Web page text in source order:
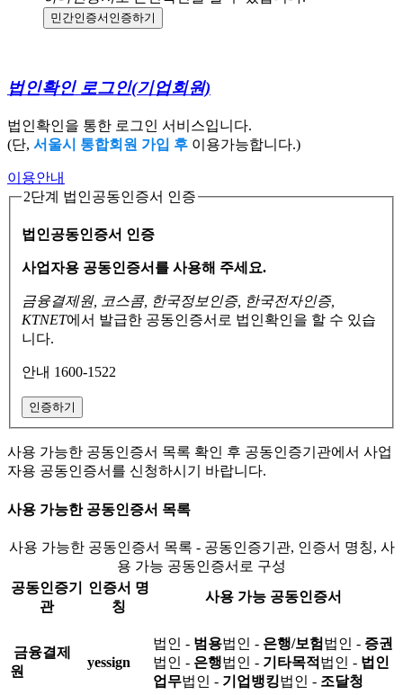
민간인증서 인증하기
법인확인 로그인(기업회원)
법인확인을 통한 로그인 서비스입니다.
(단, 서울시 통합회원 가입 후 이용가능합니다.)
이용안내
2단계 법인공동인증서 인증
법인공동인증서 인증
사업자용 공동인증서를 사용해 주세요.
금융결제원, 코스콤, 한국정보인증, 한국전자인증,
KTNET에서 발급한 공동인증서로 법인확인을 할 수 있습
니다.
안내 1600-1522
인증하기
사용 가능한 공동인증서 목록 확인 후 공동인증기관에서 사업
자용 공동인증서를 신청하시기 바랍니다.
사용 가능한 공동인증서 목록
사용 가능한 공동인증서 목록 - 공동인증기관, 인증서 명칭, 사
용 가능 공동인증서로 구성
공동인증기
관
인증서 명
칭
사용 가능 공동인증서
금융결제
원
yessign
법인 - 범용법인 - 은행/보험 법인 - 증권
법인 - 은행법인 - 기타목적 법인 - 법인
업무법인 - 기업뱅킹법인 - 조달청